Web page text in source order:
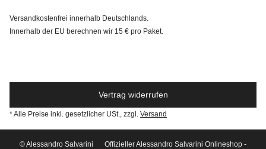
Versandkostenfrei innerhalb Deutschlands.
Innerhalb der EU berechnen wir 15 € pro Paket.
Vertrag widerrufen
* Alle Preise inkl. gesetzlicher USt., zzgl. Versand
© Alessandro Salvarini Offizieller Alessandro Salvarini Onlineshop -